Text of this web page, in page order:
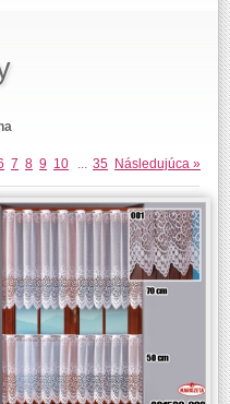
7 8 9 10 ... 35 Následujúca »